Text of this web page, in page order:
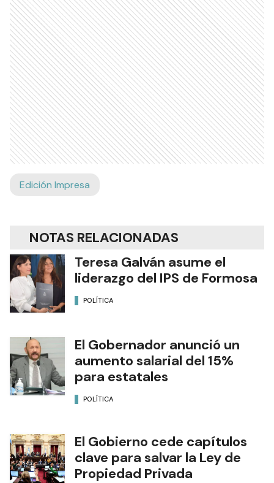
Edición Impresa
NOTAS RELACIONADAS
Teresa Galván asume el
liderazgo del IPS de Formosa
POLÍTICA
El Gobernador anunció un
aumento salarial del 15%
para estatales
POLÍTICA
El Gobierno cede capítulos
clave para salvar la Ley de
Propiedad Privada